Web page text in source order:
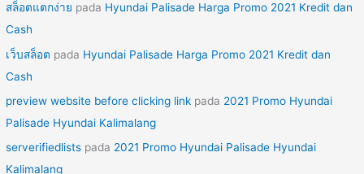
สล็อตแตกง่าย pada Hyundai Palisade Harga Promo 2021 Kredit dan
Cash
เว็บสล็อต pada Hyundai Palisade Harga Promo 2021 Kredit dan
Cash
preview website before clicking link pada 2021 Promo Hyundai
Palisade Hyundai Kalimalang
serverifiedlists pada 2021 Promo Hyundai Palisade Hyundai
Kalimalang